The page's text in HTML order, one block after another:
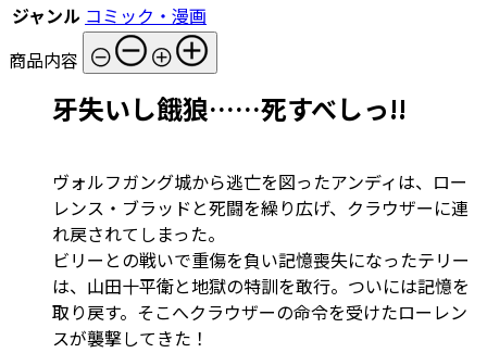
ジャンル コミック・漫画
商品内容
牙失いし餓狼……死すべしっ!!
ヴォルフガング城から逃亡を図ったアンディは、ロー
レンス・ブラッドと死闘を繰り広げ、クラウザーに連
れ戻されてしまった。
ビリーとの戦いで重傷を負い記憶喪失になったテリー
は、山田十平衛と地獄の特訓を敢行。ついには記憶を
取り戻す。そこへクラウザーの命令を受けたローレン
スが襲撃してきた！